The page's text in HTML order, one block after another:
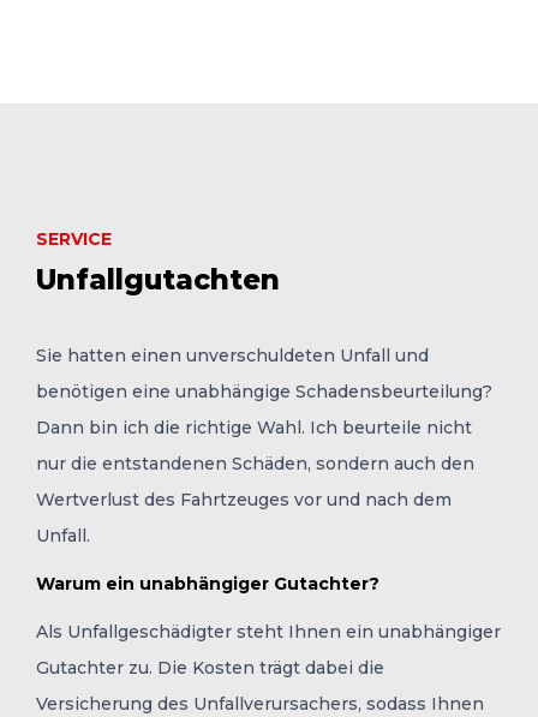
Unfallgutachten
SERVICE
Sie hatten einen unverschuldeten Unfall und
benötigen eine unabhängige Schadensbeurteilung?
Dann bin ich die richtige Wahl. Ich beurteile nicht
nur die entstandenen Schäden, sondern auch den
Wertverlust des Fahrtzeuges vor und nach dem
Unfall.
Warum ein unabhängiger Gutachter?
Als Unfallgeschädigter steht Ihnen ein unabhängiger
Gutachter zu. Die Kosten trägt dabei die
Versicherung des Unfallverursachers, sodass Ihnen